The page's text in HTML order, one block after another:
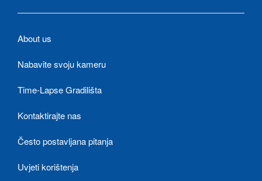
About us
Nabavite svoju kameru
Time-Lapse Gradilišta
Kontaktirajte nas
Često postavljana pitanja
Uvjeti korištenja